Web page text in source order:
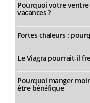
Pourquoi votre ventre
vacances ?
Fortes chaleurs :
Le Viagra pourrait-il
Pourquoi manger
être bénéfique